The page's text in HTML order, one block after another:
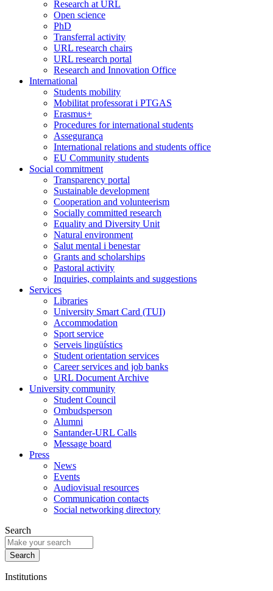
Research at URL
Open science
PhD
Transferral activity
URL research chairs
URL research portal
Research and Innovation Office
International
Students mobility
Mobilitat professorat i PTGAS
Erasmus+
Procedures for international students
Assegurança
International relations and students office
EU Community students
Social commitment
Transparency portal
Sustainable development
Cooperation and volunteerism
Socially committed research
Equality and Diversity Unit
Natural environment
Salut mental i benestar
Grants and scholarships
Pastoral activity
Inquiries, complaints and suggestions
Services
Libraries
University Smart Card (TUI)
Accommodation
Sport service
Serveis lingüístics
Student orientation services
Career services and job banks
URL Document Archive
University community
Student Council
Ombudsperson
Alumni
Santander-URL Calls
Message board
Press
News
Events
Audiovisual resources
Communication contacts
Social networking directory
Search
Institutions